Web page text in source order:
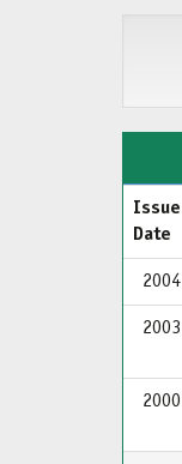
Issue
Date
2004
2003
2000